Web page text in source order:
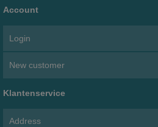
Account
Login
New customer
Klantenservice
Address